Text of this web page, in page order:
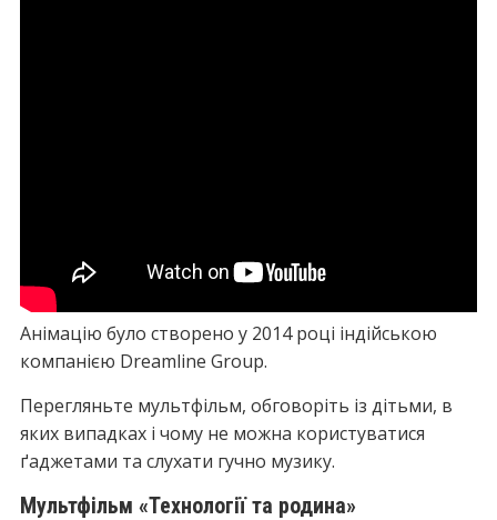
Анімацію було створено у 2014 році індійською
компанією Dreamline Group.
Перегляньте мультфільм, обговоріть із дітьми, в
яких випадках і чому не можна користуватися
ґаджетами та слухати гучно музику.
Мультфільм «Технології та родина»